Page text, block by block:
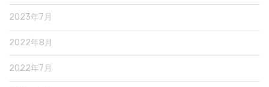
2023年7月
2022年8月
2022年7月